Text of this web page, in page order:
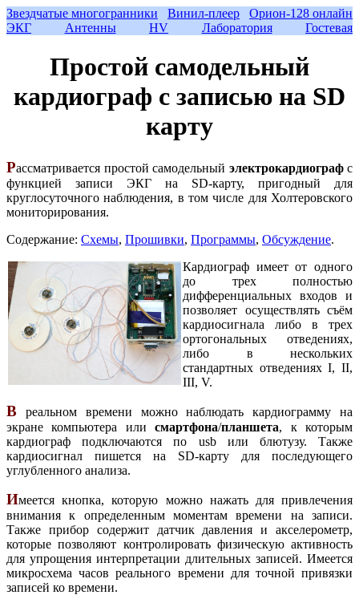
Звездчатые многогранники Винил‑плеер
Орион‑128 онлайн
ЭКГ
Антенны HV Лаборатория Гостевая
Простой самодельный
кардиограф с записью на SD
карту
Рассматривается простой самодельный электрокардиографс
функцией записи ЭКГ на SD-карту, пригодный для
круглосуточного наблюдения, в том числе для Холтеровского
мониторирования.
Содержание: Схемы, Прошивки, Программы, Обсуждение.
Кардиограф имеет от одного
до трех полностью
дифференциальных входов и
позволяет осуществлять съём
кардиосигнала либо в трех
ортогональных отведениях,
либо в нескольких
стандартных отведениях I, II,
III, V.
В реальном времени можно наблюдать кардиограмму на
экране компьютера илисмартфона/планшета, к которым
кардиограф подключаются по usb или блютузу. Также
кардиосигнал пишется на SD-карту для последующего
углубленного анализа.
Имеется кнопка, которую можно нажать для привлечения
внимания к определенным моментам времени на записи.
Также прибор содержит датчик давления и акселерометр,
которые позволяют контролировать физическую активность
для упрощения интерпретации длительных записей. Имеется
микросхема часов реального времени для точной привязки
записей ко времени.